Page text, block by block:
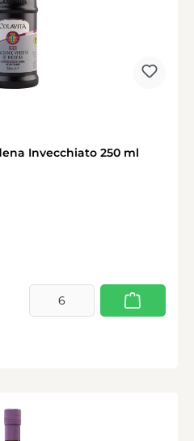
Invecchiato 250 ml